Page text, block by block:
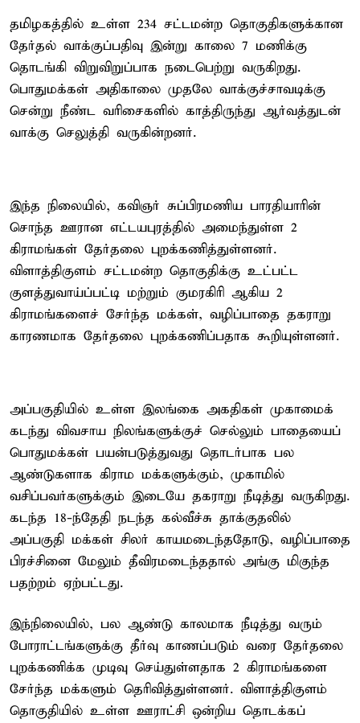
தமிழகத்தில் உள்ள 234 சட்டமன்ற தொகுதிகளுக்கான
தேர்தல் வாக்குப்பதிவு இன்று காலை 7 மணிக்கு
தொடங்கி விறுவிறுப்பாக நடைபெற்று வருகிறது.
பொதுமக்கள் அதிகாலை முதலே வாக்குச்சாவடிக்கு
சென்று நீண்ட வரிசைகளில் காத்திருந்து ஆர்வத்துடன்
வாக்கு செலுத்தி வருகின்றனர்.
இந்த நிலையில், கவிஞர் சுப்பிரமணிய பாரதியாரின்
சொந்த ஊரான எட்டயபுரத்தில் அமைந்துள்ள 2
கிராமங்கள் தேர்தலை புறக்கணித்துள்ளனர்.
விளாத்திகுளம் சட்டமன்ற தொகுதிக்கு உட்பட்ட
குளத்துவாய்ப்பட்டி மற்றும் குமரகிரி ஆகிய 2
கிராமங்களைச் சேர்ந்த மக்கள், வழிப்பாதை தகராறு
காரணமாக தேர்தலை புறக்கணிப்பதாக கூறியுள்ளனர்.
அப்பகுதியில் உள்ள இலங்கை அகதிகள் முகாமைக்
கடந்து விவசாய நிலங்களுக்குச் செல்லும் பாதையைப்
பொதுமக்கள் பயன்படுத்துவது தொடர்பாக பல
ஆண்டுகளாக கிராம மக்களுக்கும், முகாமில்
வசிப்பவர்களுக்கும் இடையே தகராறு நீடித்து வருகிறது.
கடந்த 18-ந்தேதி நடந்த கல்வீச்சு தாக்குதலில்
அப்பகுதி மக்கள் சிலர் காயமடைந்ததோடு, வழிப்பாதை
பிரச்சினை மேலும் தீவிரமடைந்ததால் அங்கு மிகுந்த
பதற்றம் ஏற்பட்டது.
இந்நிலையில், பல ஆண்டு காலமாக நீடித்து வரும்
போராட்டங்களுக்கு தீர்வு காணப்படும் வரை தேர்தலை
புறக்கணிக்க முடிவு செய்துள்ளதாக 2 கிராமங்களை
சேர்ந்த மக்களும் தெரிவித்துள்ளனர். விளாத்திகுளம்
தொகுதியில் உள்ள ஊராட்சி ஒன்றிய தொடக்கப்